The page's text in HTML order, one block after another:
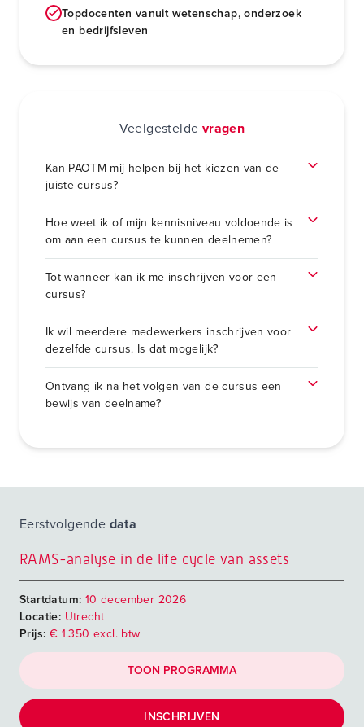
Topdocenten vanuit wetenschap, onderzoek
en bedrijfsleven
Veelgestelde vragen
Kan PAOTM mij helpen bij het kiezen van de
juiste cursus?
Hoe weet ik of mijn kennisniveau voldoende is
om aan een cursus te kunnen deelnemen?
Tot wanneer kan ik me inschrijven voor een
cursus?
Ik wil meerdere medewerkers inschrijven voor
dezelfde cursus. Is dat mogelijk?
Ontvang ik na het volgen van de cursus een
bewijs van deelname?
Eerstvolgende data
RAMS-analyse in de life cycle van assets
Startdatum: 10 december 2026
Locatie: Utrecht
Prijs: € 1.350 excl. btw
TOON PROGRAMMA
INSCHRIJVEN